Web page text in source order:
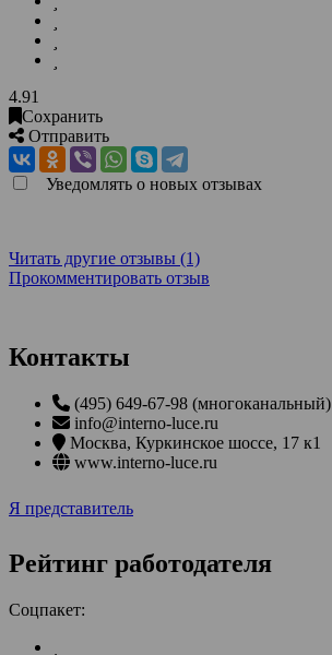
4.91
Сохранить
Отправить
Уведомлять о новых отзывах
Читать другие отзывы (1)
Прокомментировать отзыв
Контакты
(495) 649-67-98 (многоканальный)
info@interno-luce.ru
Москва, Куркинское шоссе, 17 к1
www.interno-luce.ru
Я представитель
Рейтинг работодателя
Соцпакет: